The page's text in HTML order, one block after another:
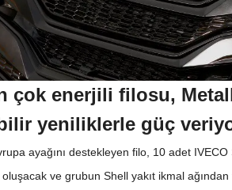
çok enerjili filosu,
yeniliklerle güç
ayağını destekleyen filo, 10 adet
ve grubun Shell yakıt ikmal